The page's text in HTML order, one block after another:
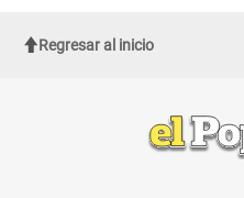
Regresar al inicio